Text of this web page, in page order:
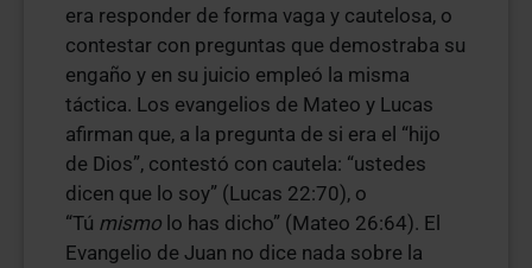
era responder de forma vaga y cautelosa, o
contestar con preguntas que demostraba su
engaño y en su juicio empleó la misma
táctica. Los evangelios de Mateo y Lucas
afirman que, a la pregunta de si era el “hijo
de Dios”, contestó con cautela: “ustedes
dicen que lo soy” (Lucas 22:70), o
“Tú mismo lo has dicho” (Mateo 26:64). El
Evangelio de Juan no dice nada sobre la